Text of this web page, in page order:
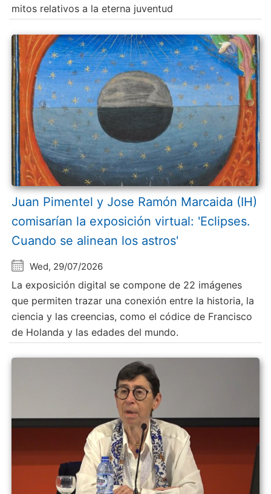
mitos relativos a la eterna juventud
Juan Pimentel y Jose Ramón Marcaida (IH)
comisarían la exposición virtual: 'Eclipses.
Cuando se alinean los astros'
Wed, 29/07/2026
La exposición digital se compone de 22 imágenes
que permiten trazar una conexión entre la historia, la
ciencia y las creencias, como el códice de Francisco
de Holanda y las edades del mundo.